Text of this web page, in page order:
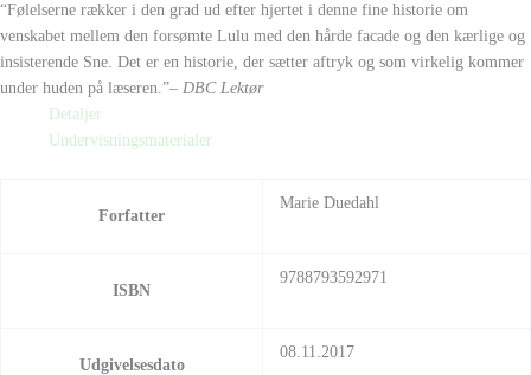
“Følelserne rækker i den grad ud efter hjertet i denne fine historie om
venskabet mellem den forsømte Lulu med den hårde facade og den kærlige og
insisterende Sne. Det er en historie, der sætter aftryk og som virkelig kommer
under huden på læseren.”– DBC Lektør
Detaljer
Undervisningsmaterialer
Forfatter
Marie Duedahl
ISBN
9788793592971
Udgivelsesdato
08.11.2017